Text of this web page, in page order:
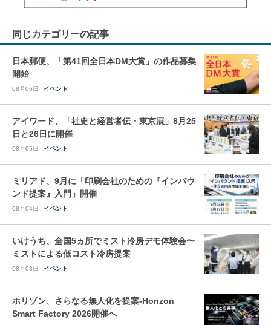
同じカテゴリーの記事
日本郵便、「第41回全日本DM大賞」の作品募集
開始
08月06日 イベント
アイワード、「社史と経営者伝・東京展」8月25
日と26日に開催
08月05日 イベント
ミリアド、9月に「印刷会社のための『インバウ
ンド提案』入門」開催
08月04日 イベント
いけうち、全国5ヵ所でミスト冷房デモ体験会〜
ミストによる低コスト冷房提案
08月03日 イベント
ホリゾン、さらなる無人化を提案-Horizon
Smart Factory 2026開催へ